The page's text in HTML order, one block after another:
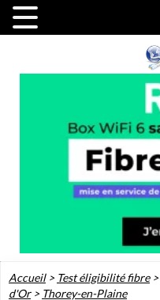
Accueil> Test éligibilité fibre>
d'Or> Thorey-en-Plaine